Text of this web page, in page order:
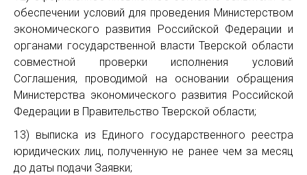
обеспечении условий для проведения Министерством
экономического развития Российской Федерации и
органами государственной власти Тверской области
совместной проверки исполнения условий
Соглашения, проводимой на основании обращения
Министерства экономического развития Российской
Федерации в Правительство Тверской области;
13) выписка из Единого государственного реестра
юридических лиц, полученную не ранее чем за месяц
до даты подачи Заявки;